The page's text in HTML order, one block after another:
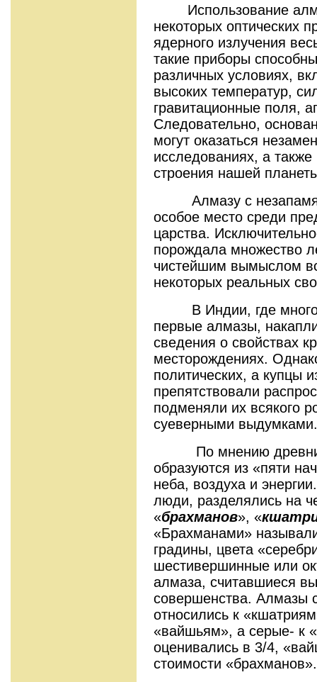
Использование
некоторых оптических
ядерного излучения
такие приборы
различных условиях,
высоких температур,
гравитационные поля,
Следовательно,
могут оказаться
исследованиях, а также
строения нашей
Алмазу с
особое место среди
царства.
порождала множество
чистейшим вымыслом
некоторых реальных
В Индии, где много
первые алмазы,
сведения о свойствах
месторождениях.
политических, а купцы
препятствовали
подменяли их всякого
суеверными выдумками.
По мнению древних
образуются из «пяти
неба, воздуха и
люди, разделялись на
«брахманов», «
«Брахманами»
градины, цвета
шестивершинные или
алмаза, считавшиеся
совершенства. Алмазы
относились к
«вайшьям», а серые- к
оценивались в 3/4,
стоимости «брахманов».